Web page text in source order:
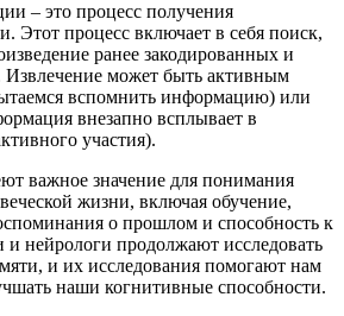
– это процесс получения
Этот процесс включает в себя поиск,
ранее закодированных и
может быть активным
вспомнить информацию) или
внезапно всплывает в
участия).
важное значение для понимания
жизни, включая обучение,
о прошлом и способность к
и нейрологи продолжают исследовать
и их исследования помогают нам
наши когнитивные способности.